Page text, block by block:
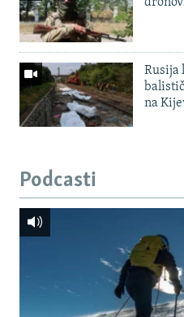
Rusija
na
Podcasti